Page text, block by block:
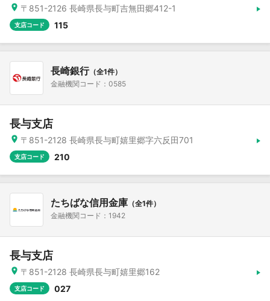
〒851-2126 長崎県長与町吉無田郷412-1
支店コード 115
長崎銀行（全1件）
金融機関コード：0585
長与支店
〒851-2128 長崎県長与町嬉里郷字六反田701
支店コード 210
たちばな信用金庫 （全1件）
金融機関コード：1942
長与支店
〒851-2128 長崎県長与町嬉里郷162
支店コード 027